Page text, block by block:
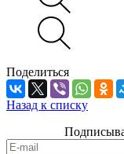
Поделиться
Назад к списку